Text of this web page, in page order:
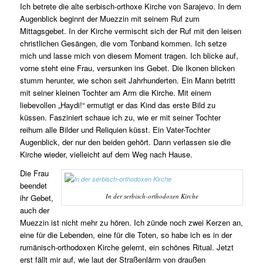
Ich betrete die alte serbisch-orthoxe Kirche von Sarajevo. In dem
Augenblick beginnt der Muezzin mit seinem Ruf zum
Mittagsgebet. In der Kirche vermischt sich der Ruf mit den leisen
christlichen Gesängen, die vom Tonband kommen. Ich setze
mich und lasse mich von diesem Moment tragen. Ich blicke auf,
vorne steht eine Frau, versunken ins Gebet. Die Ikonen blicken
stumm herunter, wie schon seit Jahrhunderten. Ein Mann betritt
mit seiner kleinen Tochter am Arm die Kirche. Mit einem
liebevollen „Haydi!“ ermutigt er das Kind das erste Bild zu
küssen. Fasziniert schaue ich zu, wie er mit seiner Tochter
reihum alle Bilder und Reliquien küsst. Ein Vater-Tochter
Augenblick, der nur den beiden gehört. Dann verlassen sie die
Kirche wieder, vielleicht auf dem Weg nach Hause.
In der serbisch-orthodoxen Kirche
Die Frau
beendet
ihr Gebet,
auch der
Muezzin ist nicht mehr zu hören. Ich zünde noch zwei Kerzen an,
eine für die Lebenden, eine für die Toten, so habe ich es in der
rumänisch-orthodoxen Kirche gelernt, ein schönes Ritual. Jetzt
erst fällt mir auf, wie laut der Straßenlärm von draußen